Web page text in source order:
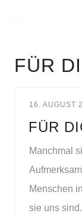
FÜR
16. AUGUST
FÜR
Manchmal
Menschen
sie uns sind.